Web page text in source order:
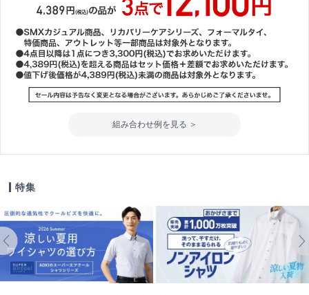
組み合わせ例を見る ＞
特集